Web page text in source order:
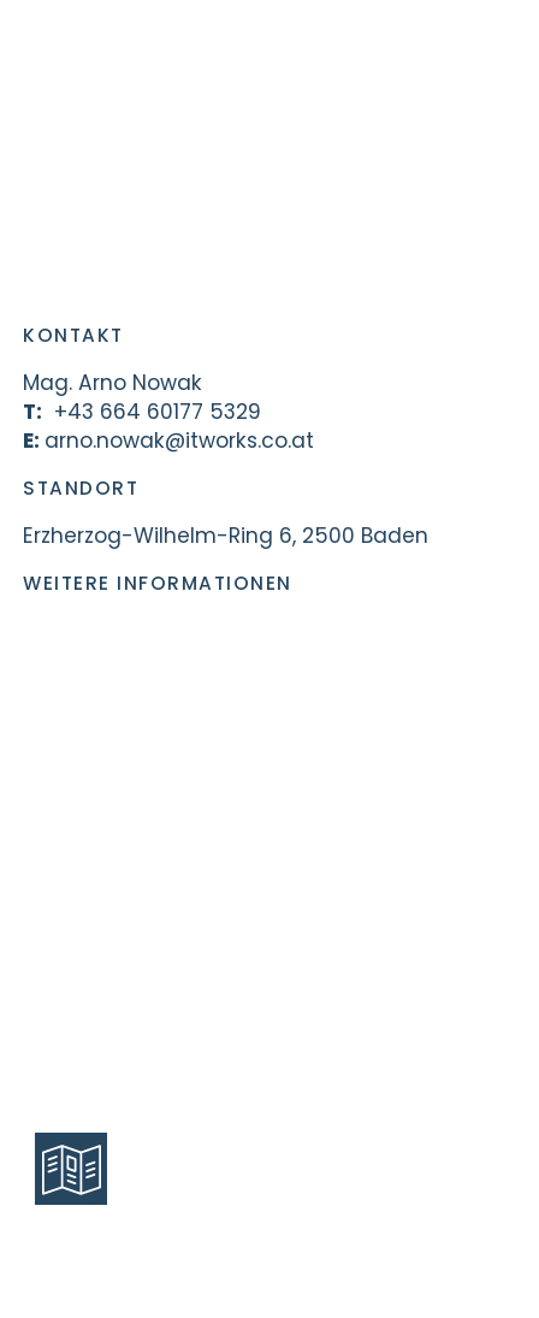
KONTAKT
Mag.Arno Nowak
T: +43 664 60177 5329
E: arno.nowak@itworks.co.at
STANDORT
Erzherzog-Wilhelm-Ring 6, 2500 Baden
WEITERE INFORMATIONEN